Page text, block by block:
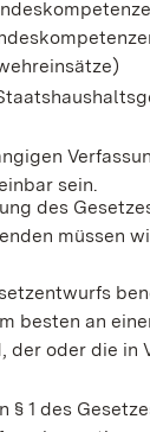
sein.
des
müssen
besten an
der oder die in
1 des